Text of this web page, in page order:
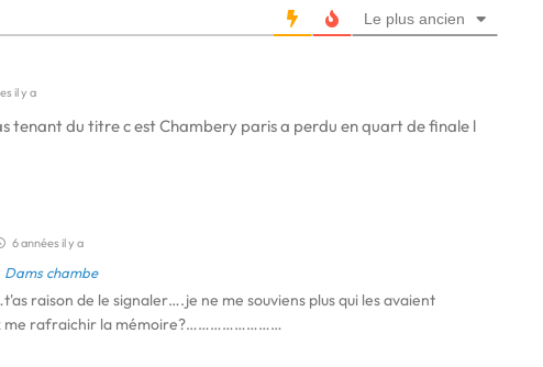
Le plus ancien
il y a
tenant du titre c est Chambery paris a perdu en quart de finale l
6 années il y a
Dams chambe
raison de le signaler….je ne me souviens plus qui les avaient
me rafraichir la mémoire?……………………